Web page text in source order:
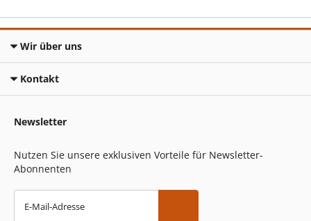
Wir über uns
Kontakt
Newsletter
Nutzen Sie unsere exklusiven Vorteile für Newsletter-
Abonnenten
E-Mail-Adresse